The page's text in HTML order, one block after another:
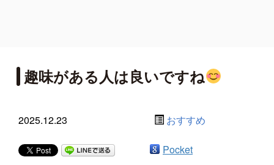
趣味がある人は良いですね
2025.12.23 おすすめ
Pocket